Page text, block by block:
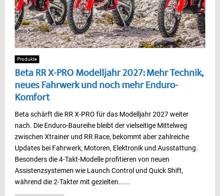
Produkte
Beta RR X-PRO Modelljahr 2027: Mehr Technik,
neues Fahrwerk und noch mehr Enduro-
Komfort
Beta schärft die RR X-PRO für das Modelljahr 2027 weiter
nach. Die Enduro-Baureihe bleibt der vielseitige Mittelweg
zwischen Xtrainer und RR Race, bekommt aber zahlreiche
Updates bei Fahrwerk, Motoren, Elektronik und Ausstattung.
Besonders die 4-Takt-Modelle profitieren von neuen
Assistenzsystemen wie Launch Control und Quick Shift,
während die 2-Takter mit gezielten......